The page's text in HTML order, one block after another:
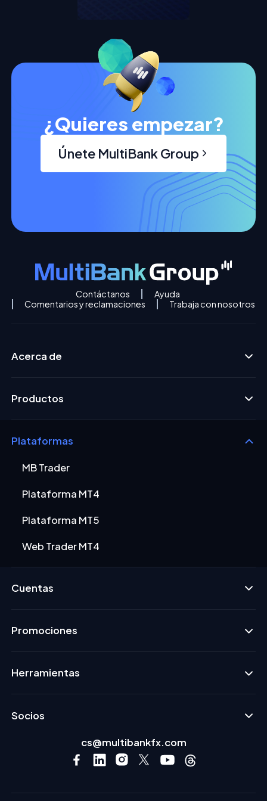
¿Quieres empezar?
Únete MultiBank Group
Contáctanos
Ayuda
Comentarios y reclamaciones
Trabaja con nosotros
Acerca de
Productos
Plataformas
MB Trader
Plataforma MT4
Plataforma MT5
Web Trader MT4
Cuentas
Promociones
Herramientas
Socios
cs@multibankfx.com